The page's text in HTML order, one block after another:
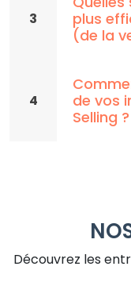
3
plus
(de la
4
de vos
Selling ?
Découvrez les